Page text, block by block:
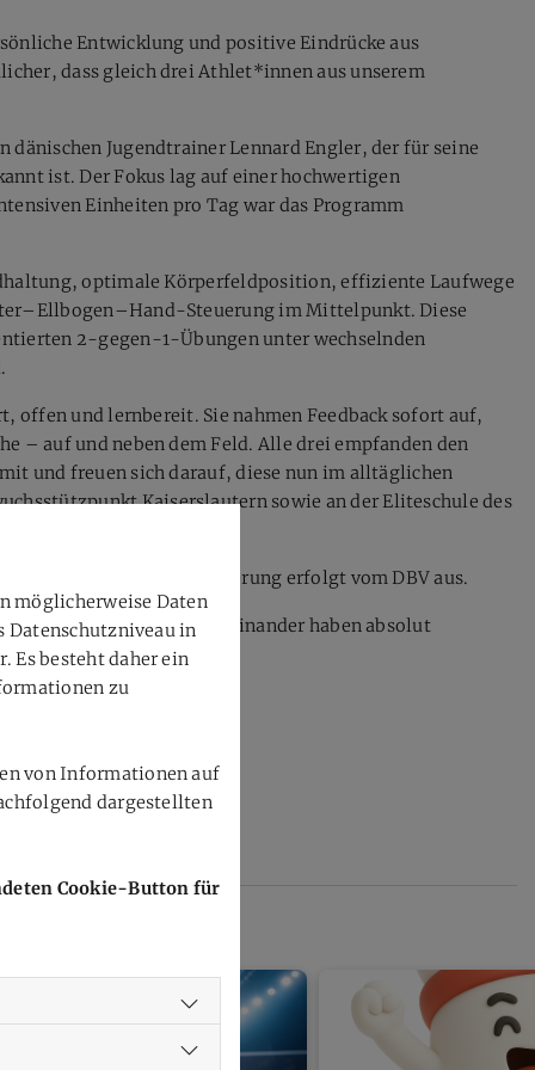
Entwicklung und positive Eindrücke aus
dass gleich drei Athlet*innen aus unserem
Jugendtrainer Lennard Engler, der für seine
ist. Der Fokus lag auf einer hochwertigen
Einheiten pro Tag war das Programm
optimale Körperfeldposition, effiziente Laufwege
Steuerung im Mittelpunkt. Diese
2-gegen-1-Übungen unter wechselnden
offen und lernbereit. Sie nahmen Feedback sofort auf,
– auf und neben dem Feld. Alle drei empfanden den
und freuen sich darauf, diese nun im alltäglichen
Kaiserslautern sowie an der Eliteschule des
sich zeigen. Die Nominierung erfolgt vom DBV aus.
und Miteinander haben absolut
möglicherweise Daten
Datenschutzniveau in
Es besteht daher ein
zu
von Informationen auf
dargestellten
Cookie-Button für